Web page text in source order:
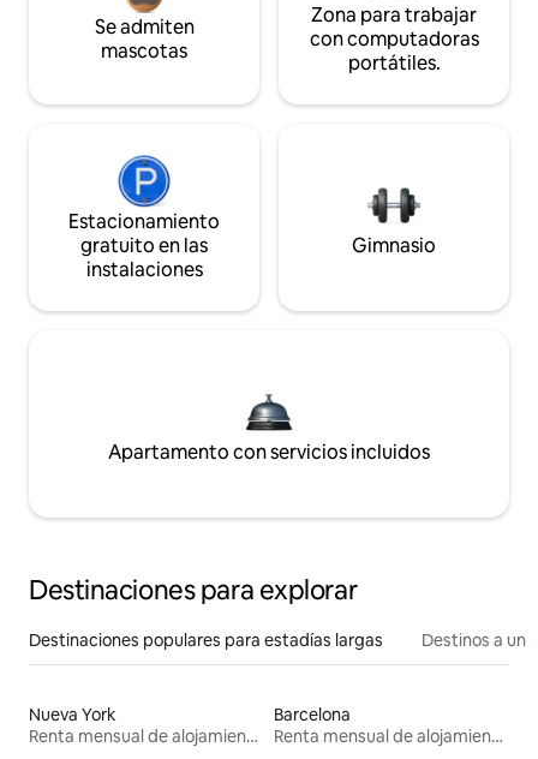
Se admiten
mascotas
Zona para trabajar
con computadoras
portátiles.
Estacionamiento
gratuito en las
instalaciones
Gimnasio
Apartamento con servicios incluidos
Destinaciones para explorar
Destinaciones populares para estadías largas Destinos a un
Nueva York
Renta mensual de alojamientos
Barcelona
Renta mensual de alojamientos